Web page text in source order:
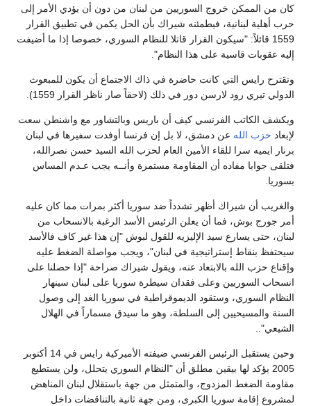
كان من الممكن خروج السوريين من لبنان من دون أن يؤدي الأمر إلى
حرب أهلية لبنانية، فيطمئنه شيراك بأن الحل يكمن في تطبيق القرار
1559 قائلاً: "سيكون القرار قاتلا للنظام السوري، خصوصا إذا ما أضيفت
إليه عقوبات قاسية على هذا النظام".
وتقترح رايس التي كانت حاضرة في ذاك الاجتماع أن يكون للمبعوث
الدولي تيري رود لارسن دور في ذلك (لاحقاً صار ناظر القرار 1559).
ويكشف الكاتب الفرنسي كيف أن باريس وبالتشاور مع واشنطن سعت
لإبعاد حزب الله عن دمشق، لا بل إن فرنسا أوفدت سفيرها في لبنان
برنار ايميه سرا للقاء الأمين العام لحزب الله السيد حسن نصرالله،
فتلقى جوابا مفاده أن المقاومة مستمرة وأنــه يجب عـدم المساس
بسوريا.
والغريب أن شيراك أظهر تشدداً ضد سوريا أكثر بمرات مما كان عليه
أمر جورج بوش، فما أن يعلن الرئيس الأسد الرغبة بالانسحاب من
لبنان، حتى يسارع سيد الإليزيه للقول لبوش "إن هذا غير كاف فالأسد
سيحتفظ بنقاط إستراتيجية في لبنان"، ويجب مواصلة الضغط عليه
وإقناع حزب الله بالابتعاد عنه، ويقول شيراك صراحة "إذا حصلنا على
انسحاب السوريين وعلى فقدان سيطرة سوريا على لبنان سينهار
النظام السوري، وستقود الديموقراطية في سوريا الغد إلى وصول
السنة والمسيحيين إلى السلطة، وهو ما سيدق مسماراً في الهلال
الشيعي"..
وحين يستقبل الرئيس الفرنسي ضيفته الأميركية رايس في 14 أكتوبر
2005 يؤكد لها بيقين مطلق أن "النظام السوري يتحلل، ولن يستطيع
مقاومة الضغط المزدوج، والمتمثل من جهة باستقلال لبنان المناهض
لمشروع إقامة سوريا الكبرى، ومن جهة ثانية بالتناقضات داخل